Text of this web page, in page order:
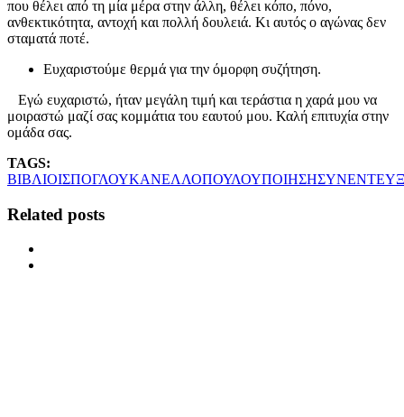
που θέλει από τη μία μέρα στην άλλη, θέλει κόπο, πόνο,
ανθεκτικότητα, αντοχή και πολλή δουλειά. Κι αυτός ο αγώνας δεν
σταματά ποτέ.
Ευχαριστούμε θερμά για την όμορφη συζήτηση.
Εγώ ευχαριστώ, ήταν μεγάλη τιμή και τεράστια η χαρά μου να
μοιραστώ μαζί σας κομμάτια του εαυτού μου. Καλή επιτυχία στην
ομάδα σας.
TAGS:
ΒΙΒΛΙΟΙΣΠΟΓΛΟΥΚΑΝΕΛΛΟΠΟΥΛΟΥΠΟΙΗΣΗ
Related posts